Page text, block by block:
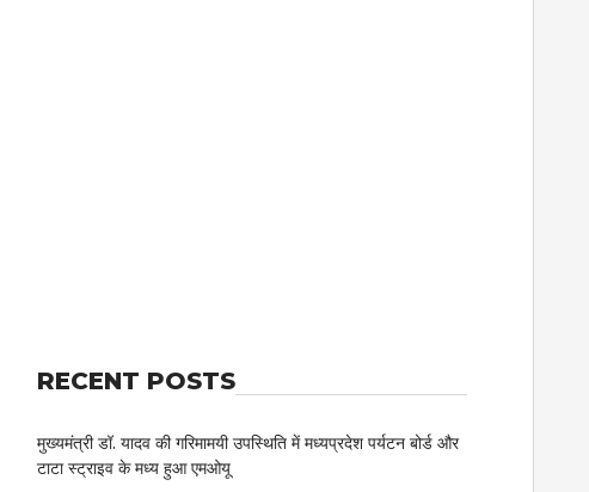
RECENT POSTS
मुख्यमंत्री डॉ. यादव की गरिमामयी उपस्थिति में मध्यप्रदेश पर्यटन बोर्ड और
टाटा स्ट्राइव के मध्य हुआ एमओयू